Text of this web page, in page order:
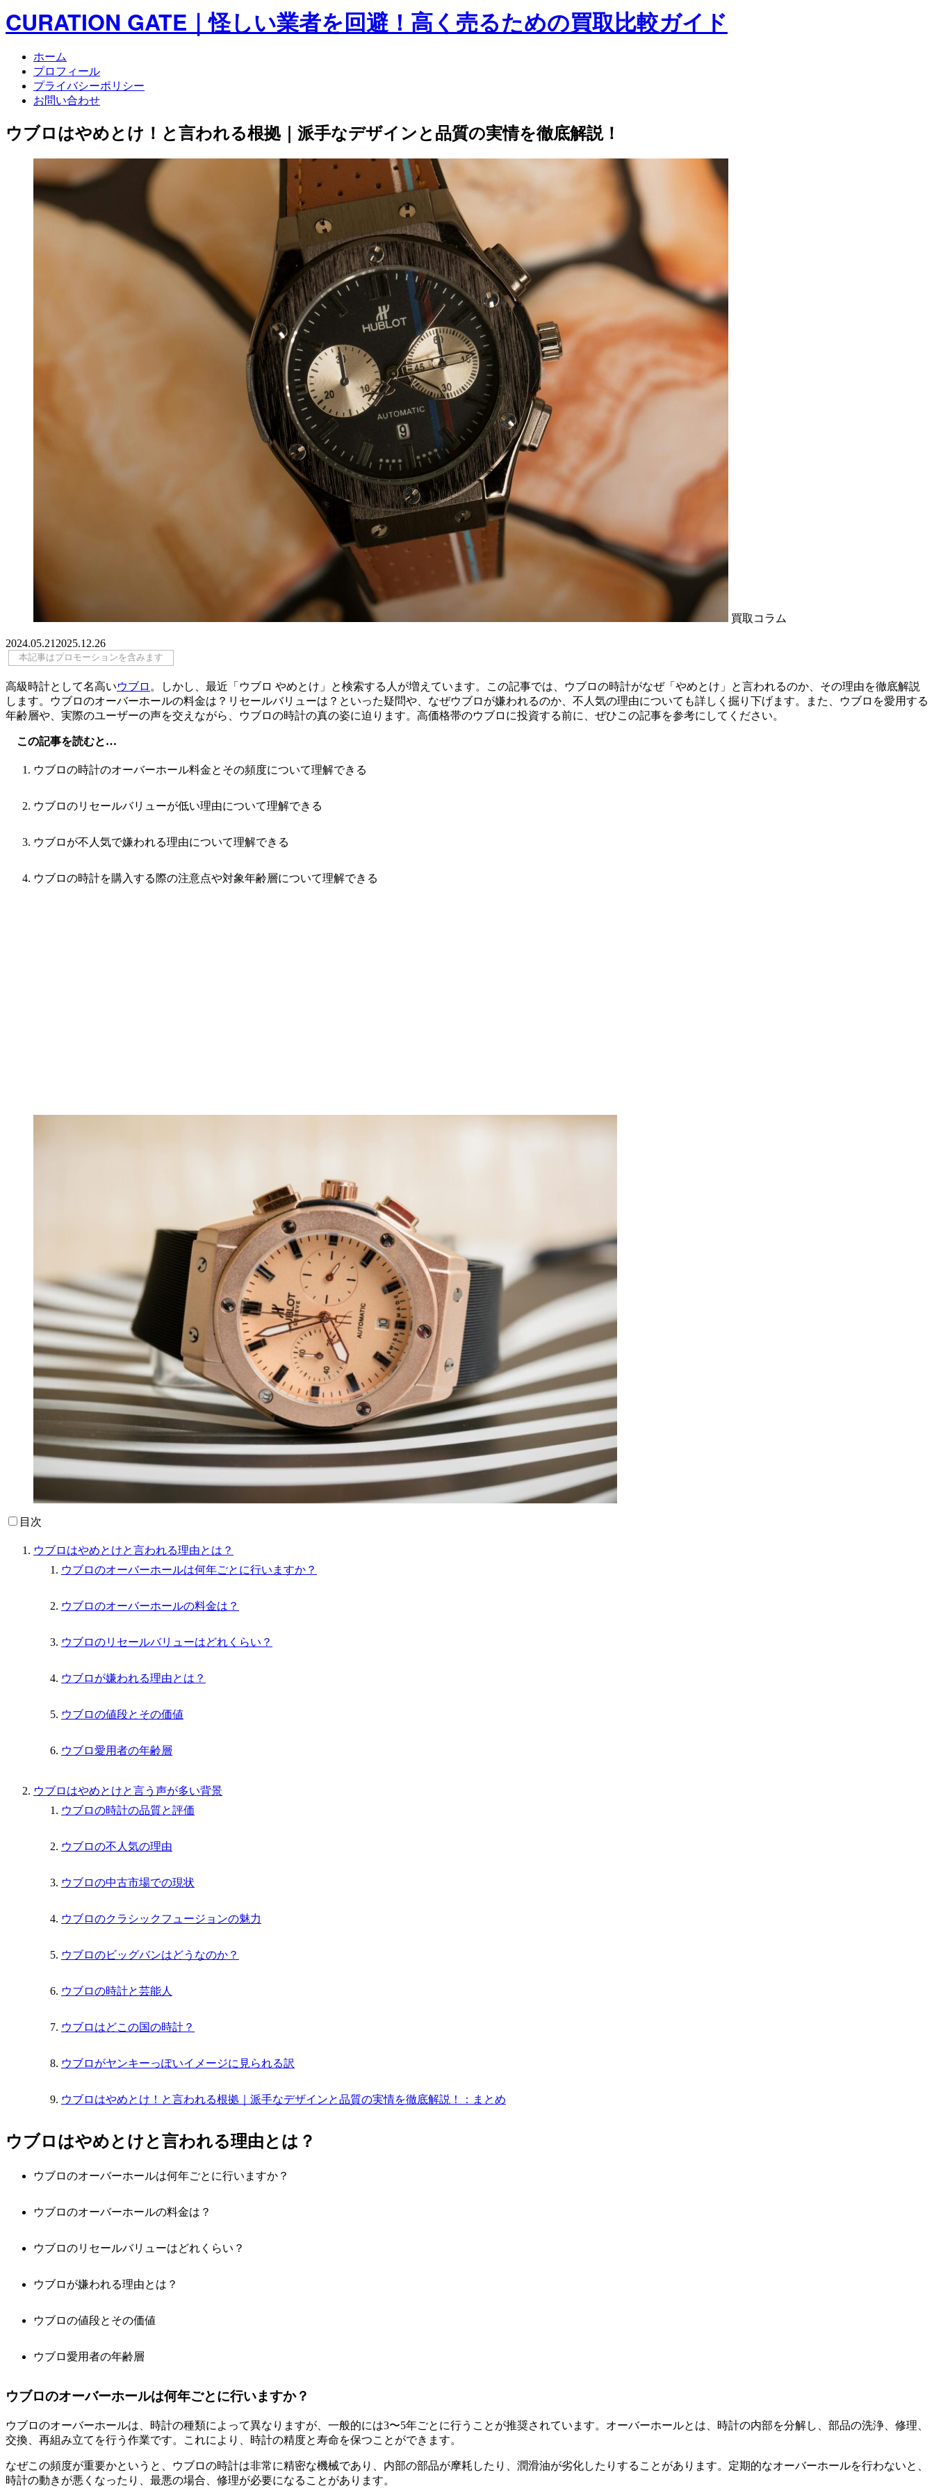
CURATION GATE｜怪しい業者を回避！高く売るための買取比較ガイド
ホーム
プロフィール
プライバシーポリシー
お問い合わせ
ウブロはやめとけ！と言われる根拠｜派手なデザインと品質の実情を徹底解説！
買取コラム
2024.05.21 2025.12.26
本記事はプロモーションを含みます
高級時計として名高いウブロ 。しかし、最近「ウブロ やめとけ」と検索する人が増えています。この記事では、ウブロの時計がなぜ「やめとけ」と言われるのか、その理由を徹底解説
します。ウブロのオーバーホールの料金は？リセールバリューは？といった疑問や、なぜウブロが嫌われるのか、不人気の理由についても詳しく掘り下げます。また、ウブロを愛用する
年齢層や、実際のユーザーの声を交えながら、ウブロの時計の真の姿に迫ります。高価格帯のウブロに投資する前に、ぜひこの記事を参考にしてください。
この記事を読むと…
ウブロの時計のオーバーホール料金とその頻度について理解できる
ウブロのリセールバリューが低い理由について理解できる
ウブロが不人気で嫌われる理由について理解できる
ウブロの時計を購入する際の注意点や対象年齢層について理解できる
目次
ウブロはやめとけと言われる理由とは？
ウブロのオーバーホールは何年ごとに行いますか？
ウブロのオーバーホールの料金は？
ウブロのリセールバリューはどれくらい？
ウブロが嫌われる理由とは？
ウブロの値段とその価値
ウブロ愛用者の年齢層
ウブロはやめとけと言う声が多い背景
ウブロの時計の品質と評価
ウブロの不人気の理由
ウブロの中古市場での現状
ウブロのクラシックフュージョンの魅力
ウブロのビッグバンはどうなのか？
ウブロの時計と芸能人
ウブロはどこの国の時計？
ウブロがヤンキーっぽいイメージに見られる訳
ウブロはやめとけ！と言われる根拠｜派手なデザインと品質の実情を徹底解説！：まとめ
ウブロはやめとけと言われる理由とは？
ウブロのオーバーホールは何年ごとに行いますか？
ウブロのオーバーホールの料金は？
ウブロのリセールバリューはどれくらい？
ウブロが嫌われる理由とは？
ウブロの値段とその価値
ウブロ愛用者の年齢層
ウブロのオーバーホールは何年ごとに行いますか？
ウブロのオーバーホールは、時計の種類によって異なりますが、一般的には3〜5年ごとに行うことが推奨されています。オーバーホールとは、時計の内部を分解し、部品の洗浄、修理、
交換、再組み立てを行う作業です。これにより、時計の精度と寿命を保つことができます。
なぜこの頻度が重要かというと、ウブロの時計は非常に精密な機械であり、内部の部品が摩耗したり、潤滑油が劣化したりすることがあります。定期的なオーバーホールを行わないと、
時計の動きが悪くなったり、最悪の場合、修理が必要になることがあります。